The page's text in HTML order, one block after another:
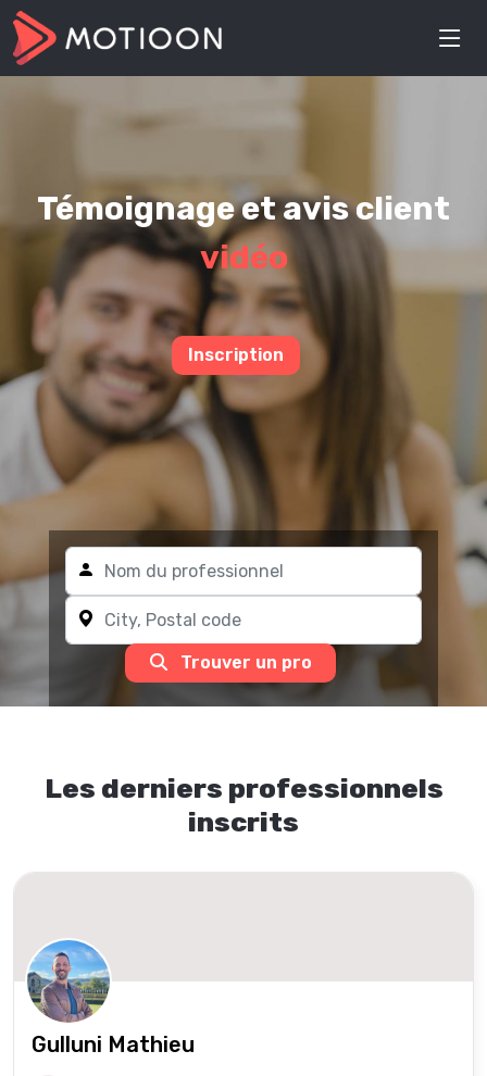
Témoignage et avis client
vidéo
Inscription
Trouver un pro
Les derniers professionnels
inscrits
Gulluni Mathieu